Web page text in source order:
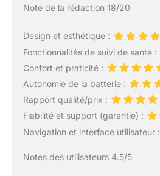
Note de la rédaction 18/20
Design et esthétique :
Fonctionnalités de suivi de santé :
Confort et praticité :
Autonomie de la batterie :
Rapport qualité/prix :
Fiabilité et support (garantie) :
Navigation et interface utilisateur :
Notes des utilisateurs 4.5/5